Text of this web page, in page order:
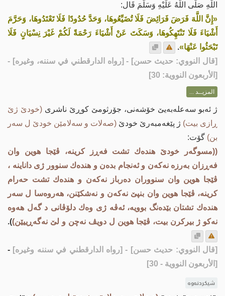
اللَّهِ صَلَّى اللَّهُ عَلَيْهِ وَسَلَّمَ قَال:
«إِنَّ اللَّهَ فَرَضَ فَرَائِضَ فَلَا تُضَيِّعُوهَا، وَحَدَّ حُدُودًا فَلَا تَعْتَدُوهَا، وَحَرَّمَ
أَشْيَاءَ فَلَا تَنْتَهِكُوهَا، وَسَكَتَ عَنْ أَشْيَاءَ رَحْمَةً لَكُمْ غَيْرَ نِسْيَانٍ فَلَا
تَبْحَثُوا عَنْهَا».
[قال النووي: حديث حسن] - [رواه الدارقطني في سننه، وغيره] -
[الأربعون النووية: 30]
المزيــد ...
ژ ئەبو سەعلەبەیێ خۆشەنی، جۆرثومێ کوڕێ ناشری (خودێ ژێ
ڕازی بیت) ژ پێغەمبەرێ خودێ (صەلات و سەلامێن خودێ ل سەر
بن) گۆت:
((مسوگه‌ر خودێ هنده‌ك تشت فه‌ڕز كرینه‌، ڤێجا هوین وان
فه‌ڕزان به‌رزه‌ نه‌كه‌ن و ئه‌نجام بده‌ن و هنده‌ك سنوور ژی داناینە ،
ڤێجا هوین وان سنووران دەرباز نەکەن و هندەك تشت حەرام
کرینە، ڤێجا هوین وان بنپێ نه‌كه‌ن و نەشکێنن، هه‌روه‌سا ل سەر
هندەك تشتان بێدەنگ بوویە، ئه‌ڤه‌ ژی وه‌ك دلۆڤانی د گەل هه‌وە
نەكو ژ بیرکرن بیت، ڤێجا هوین ل دویڤ نه‌چن و لێ نه‌گه‌ڕییێن)).
[قال النووي: حديث حسن] - [رواه الدارقطني في سننه وغيره] -
[الأربعون النووية - 30]
شیکردنەوە